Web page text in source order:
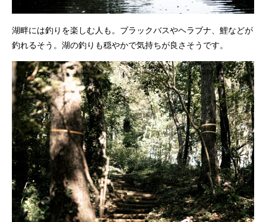
湖畔には釣りを楽しむ人も。ブラックバスやヘラブナ、鯉などが
釣れるそう。湖の釣りも穏やかで気持ちが良さそうです。